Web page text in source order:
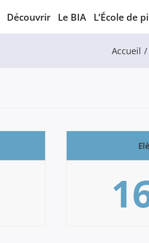
Découvrir Le BIA L’École de
Accueil